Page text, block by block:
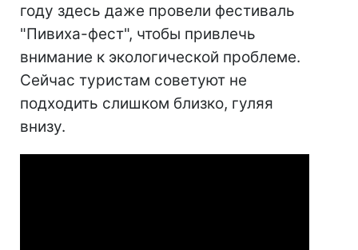
году здесь даже провели фестиваль
"Пивиха-фест", чтобы привлечь
внимание к экологической проблеме.
Сейчас туристам советуют не
подходить слишком близко, гуляя
внизу.